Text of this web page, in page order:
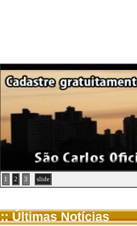
1 2 3 slide
:: Últimas Notícias